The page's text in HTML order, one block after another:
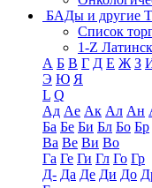
БАДы и другие
Список
1-Z
А Б В Г Д Е Ж З
Э Ю Я
L Q
Ад Ае Ак Ал Ан
Ба Бе Би Бл Бо Бр
Ва Ве Ви Во
Га Ге Ги Гл Го Гр
Д- Да Де Ди До